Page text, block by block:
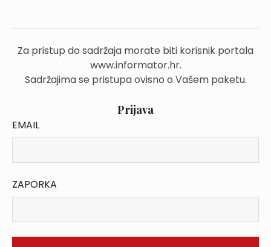
Za pristup do sadržaja morate biti korisnik portala
www.informator.hr.
Sadržajima se pristupa ovisno o Vašem paketu.
Prijava
EMAIL
ZAPORKA